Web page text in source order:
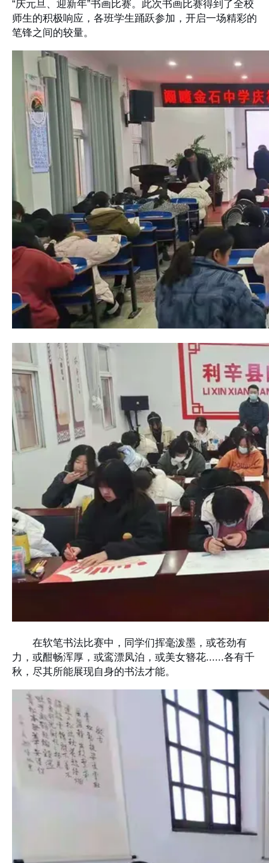
“庆元旦、迎新年”书画比赛。此次书画比赛得到了全校
师生的积极响应，各班学生踊跃参加，开启一场精彩的
笔锋之间的较量。
在软笔书法比赛中，同学们挥毫泼墨，或苍劲有
力，或酣畅浑厚，或鸾漂凤泊，或美女簪花......各有千
秋，尽其所能展现自身的书法才能。